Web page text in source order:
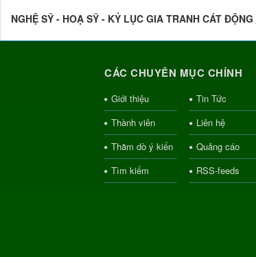
NGHỆ SỸ - HOẠ SỸ - KỶ LỤC GIA TRANH CÁT ĐỘNG
CÁC CHUYÊN MỤC CHÍNH
Giới thiệu
Tin Tức
Thành viên
Liên hệ
Thăm dò ý kiến
Quảng cáo
Tìm kiếm
RSS-feeds